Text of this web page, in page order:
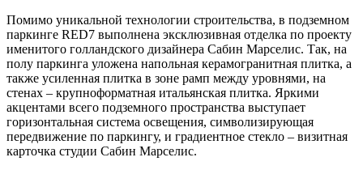
Помимо уникальной технологии строительства, в подземном
паркинге RED7 выполнена эксклюзивная отделка по проекту
именитого голландского дизайнера Сабин Марселис. Так, на
полу паркинга уложена напольная керамогранитная плитка, а
также усиленная плитка в зоне рамп между уровнями, на
стенах – крупноформатная итальянская плитка. Яркими
акцентами всего подземного пространства выступает
горизонтальная система освещения, символизирующая
передвижение по паркингу, и градиентное стекло – визитная
карточка студии Сабин Марселис.